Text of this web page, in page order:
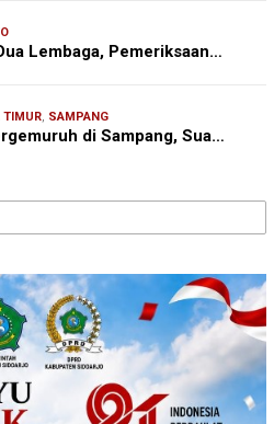
Lembaga, Pemeriksaan…
TIMUR, SAMPANG
di Sampang, Sua…